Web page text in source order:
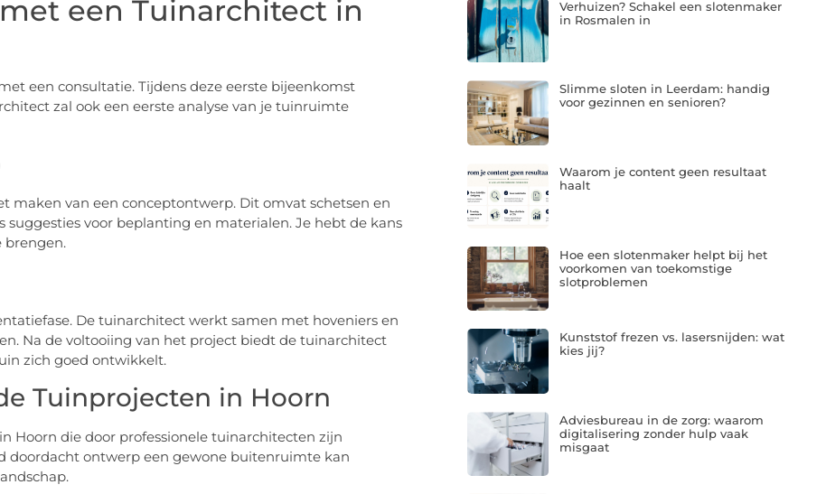
een Tuinarchitect in
een consultatie. Tijdens deze eerste bijeenkomst
zal ook een eerste analyse van je tuinruimte
van een conceptontwerp. Dit omvat schetsen en
voor beplanting en materialen. Je hebt de kans
brengen.
De tuinarchitect werkt samen met hoveniers en
Na de voltooiing van het project biedt de tuinarchitect
zich goed ontwikkelt.
Tuinprojecten in Hoorn
Hoorn die door professionele tuinarchitecten zijn
doordacht ontwerp een gewone buitenruimte kan
Verhuizen? Schakel een slotenmaker
in Rosmalen in
Slimme sloten in Leerdam: handig
voor gezinnen en senioren?
Waarom je content geen resultaat
haalt
Hoe een slotenmaker helpt bij het
voorkomen van toekomstige
slotproblemen
Kunststof frezen vs. lasersnijden: wat
kies jij?
Adviesbureau in de zorg: waarom
digitalisering zonder hulp vaak
misgaat